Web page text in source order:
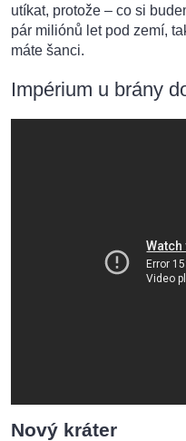
utíkat, protože – co si
pár miliónů let pod zemí,
máte šanci.
Impérium u brány
Nový kráter